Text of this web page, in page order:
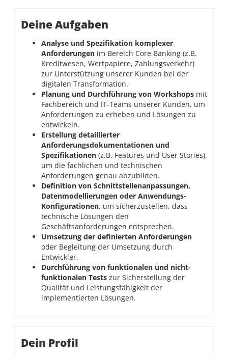
Deine Aufgaben
Analyse und Spezifikation komplexer
Anforderungen im Bereich Core Banking (z.B.
Kreditwesen, Wertpapiere, Zahlungsverkehr)
zur Unterstützung unserer Kunden bei der
digitalen Transformation.
Planung und Durchführung von Workshops mit
Fachbereich und IT-Teams unserer Kunden, um
Anforderungen zu erheben und Lösungen zu
entwickeln.
Erstellung detaillierter
Anforderungsdokumentationen und
Spezifikationen (z.B. Features und User Stories),
um die fachlichen und technischen
Anforderungen genau abzubilden.
Definition von Schnittstellenanpassungen,
Datenmodellierungen oder Anwendungs-
Konfigurationen, um sicherzustellen, dass
technische Lösungen den
Geschäftsanforderungen entsprechen.
Umsetzung der definierten Anforderungen
oder Begleitung der Umsetzung durch
Entwickler.
Durchführung von funktionalen und nicht-
funktionalen Tests zur Sicherstellung der
Qualität und Leistungsfähigkeit der
implementierten Lösungen.
Dein Profil